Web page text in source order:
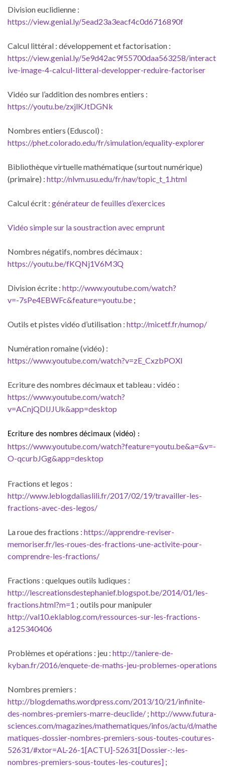
Division euclidienne :
https://view.genial.ly/5ead23a3eacf4c0d6716890f
Calcul littéral : développement et factorisation :
https://view.genial.ly/5e9d42ac9f55700daa563258/interact
ive-image-4-calcul-litteral-developper-reduire-factoriser
Vidéo sur l’addition des nombres entiers :
https://youtu.be/zxjlKJtDGNk
Nombres entiers (Eduscol) :
https://phet.colorado.edu/fr/simulation/equality-explorer
Bibliothèque virtuelle mathématique (surtout numérique)
(primaire) : http://nlvm.usu.edu/fr/nav/topic_t_1.html
Calcul écrit : générateur de feuilles d’exercices
Vidéo simple sur la soustraction avec emprunt
Nombres négatifs, nombres décimaux :
https://youtu.be/fKQNj1V6M3Q
Division écrite : http://www.youtube.com/watch?
v=-7sPe4EBWFc&feature=youtu.be ;
Outils et pistes vidéo d’utilisation : http://micetf.fr/numop/
Numération romaine (vidéo) :
https://www.youtube.com/watch?v=zE_CxzbPOXI
Ecriture des nombres décimaux et tableau : vidéo :
https://www.youtube.com/watch?
v=ACnjQDlJJUk&app=desktop
Ecriture des nombres décimaux (vidéo) :
https://www.youtube.com/watch?feature=youtu.be&a=&v=-
O-qcurbJGg&app=desktop
Fractions et legos :
http://www.leblogdaliaslili.fr/2017/02/19/travailler-les-
fractions-avec-des-legos/
La roue des fractions : https://apprendre-reviser-
memoriser.fr/les-roues-des-fractions-une-activite-pour-
comprendre-les-fractions/
Fractions : quelques outils ludiques :
http://lescreationsdestephanief.blogspot.be/2014/01/les-
fractions.html?m=1 ; outils pour manipuler
http://val10.eklablog.com/ressources-sur-les-fractions-
a125340406
Problèmes et opérations : jeu : http://taniere-de-
kyban.fr/2016/enquete-de-maths-jeu-problemes-operations
Nombres premiers :
http://blogdemaths.wordpress.com/2013/10/21/infinite-
des-nombres-premiers-marre-deuclide/ ; http://www.futura-
sciences.com/magazines/mathematiques/infos/actu/d/mathe
matiques-dossier-nombres-premiers-sous-toutes-coutures-
52631/#xtor=AL-26-1[ACTU]-52631[Dossier-:-les-
nombres-premiers-sous-toutes-les-coutures] ;